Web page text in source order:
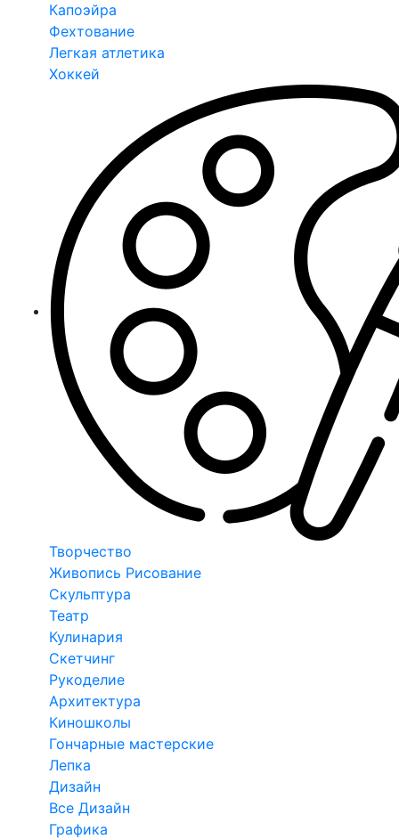
Капоэйра
Фехтование
Легкая атлетика
Хоккей
Творчество
Живопись Рисование
Скульптура
Театр
Кулинария
Скетчинг
Рукоделие
Архитектура
Киношколы
Гончарные мастерские
Лепка
Дизайн
Все Дизайн
Графика